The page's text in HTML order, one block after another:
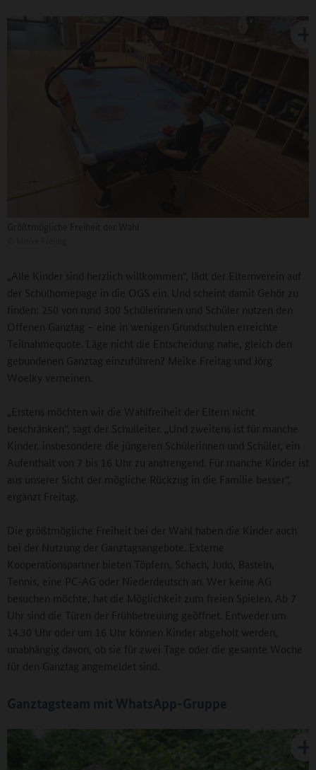
„Alle Kinder sind herzlich willkommen“, lädt der Elternverein auf
der Schulhomepage in die OGS ein. Und scheint damit Gehör zu
finden: 250 von rund 300 Schülerinnen und Schüler nutzen den
Offenen Ganztag – eine in wenigen Grundschulen erreichte
Teilnahmequote. Läge nicht die Entscheidung nahe, gleich den
gebundenen Ganztag einzuführen? Meike Freitag und Jörg
Woelky verneinen.
„Erstens möchten wir die Wahlfreiheit der Eltern nicht
beschränken“, sagt der Schulleiter. „Und zweitens ist für manche
Kinder, insbesondere die jüngeren Schülerinnen und Schüler, ein
Aufenthalt von 7 bis 16 Uhr zu anstrengend. Für manche Kinder ist
aus unserer Sicht der mögliche Rückzug in die Familie besser“,
ergänzt Freitag.
Die größtmögliche Freiheit bei der Wahl haben die Kinder auch
bei der Nutzung der Ganztagsangebote. Externe
Kooperationspartner bieten Töpfern, Schach, Judo, Basteln,
Tennis, eine PC-AG oder Niederdeutsch an. Wer keine AG
besuchen möchte, hat die Möglichkeit zum freien Spielen. Ab 7
Uhr sind die Türen der Frühbetreuung geöffnet. Entweder um
14.30 Uhr oder um 16 Uhr können Kinder abgeholt werden,
unabhängig davon, ob sie für zwei Tage oder die gesamte Woche
für den Ganztag angemeldet sind.
Ganztagsteam mit WhatsApp-Gruppe